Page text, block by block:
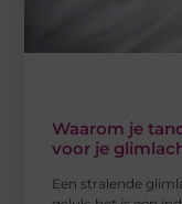
Waarom je
voor je
Een stralende